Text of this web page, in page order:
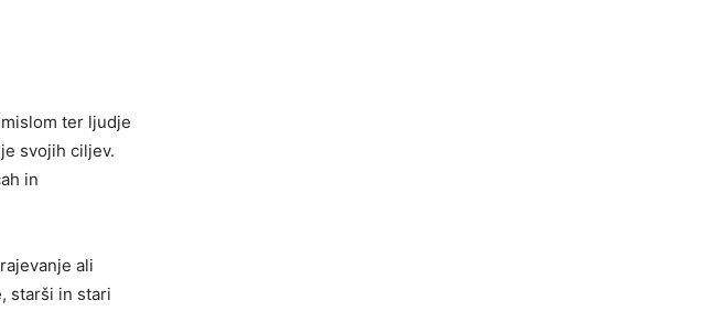
ter ljudje
svojih ciljev.
in
ali
starši in stari